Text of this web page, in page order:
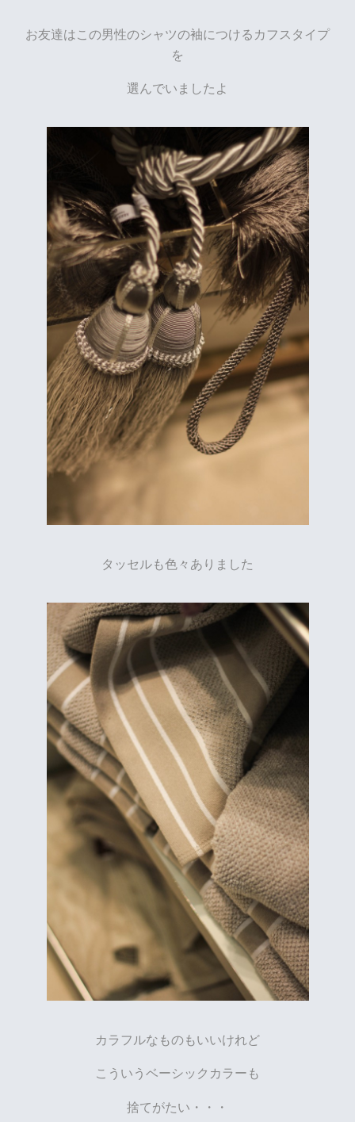
お友達はこの男性のシャツの袖につけるカフスタイプ
を
選んでいましたよ
タッセルも色々ありました
カラフルなものもいいけれど
こういうベーシックカラーも
捨てがたい・・・